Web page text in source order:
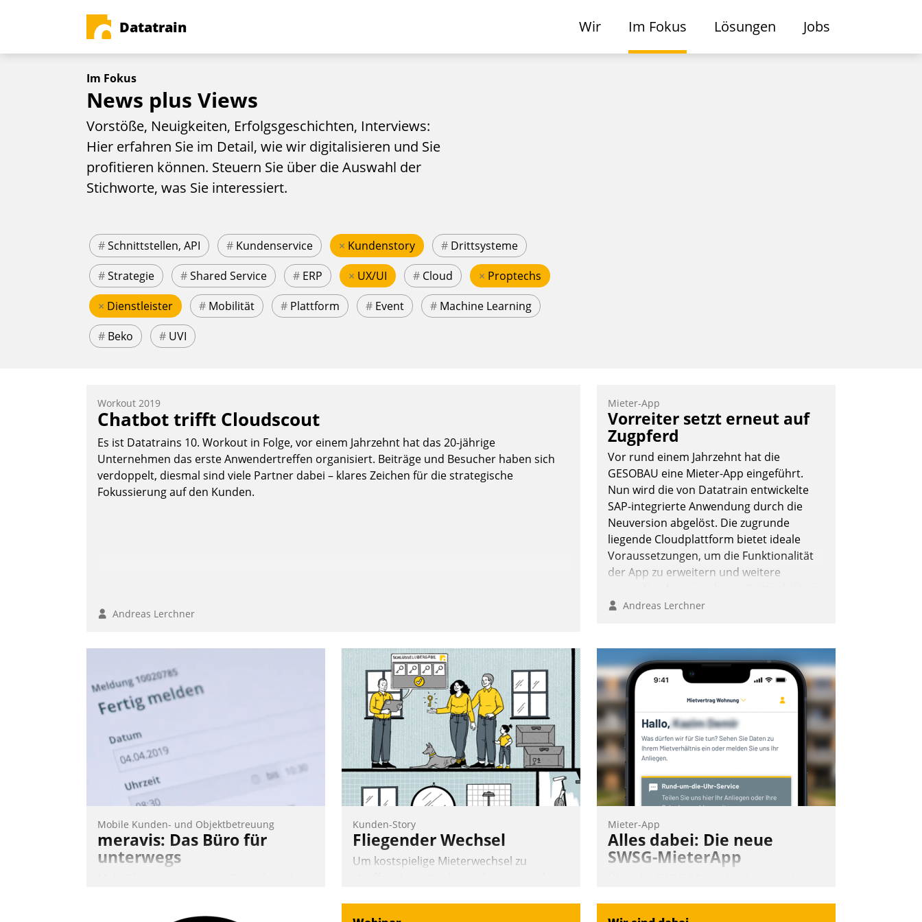
Datatrain Wir Im Fokus Lösungen Jobs
Im Fokus
News plus Views
Vorstöße, Neuigkeiten, Erfolgsgeschichten, Interviews:
Hier erfahren Sie im Detail, wie wir digitalisieren und Sie
profitieren können. Steuern Sie über die Auswahl der
Stichworte, was Sie interessiert.
#Schnittstellen, API # Kundenservice × Kundenstory # Drittsysteme
#Strategie #Shared Service # ERP × UX/UI # Cloud × Proptechs
× Dienstleister # Mobilität # Plattform # Event # Machine Learning
# Beko # UVI
Workout 2019
Chatbot trifft Cloudscout
Es ist Datatrains 10. Workout in Folge, vor einem Jahrzehnt hat das 20-jährige
Unternehmen das erste Anwendertreffen organisiert. Beiträge und Besucher haben sich
verdoppelt, diesmal sind viele Partner dabei – klares Zeichen für die strategische
Fokussierung auf den Kunden.
Andreas Lerchner
Mieter-App
Vorreiter setzt erneut auf
Zugpferd
Vor rund einem Jahrzehnt hat die
GESOBAU eine Mieter-App eingeführt.
Nun wird die von Datatrain entwickelte
SAP-integrierte Anwendung durch die
Neuversion abgelöst. Die zugrunde
liegende Cloudplattform bietet ideale
Voraussetzungen, um die Funktionalität
der App zu erweitern und weitere
in SAP zu integrieren.
Andreas Lerchner
Mobile Kunden- und Objektbetreuung
meravis: Das Büro für
unterwegs
Kunden-Story
Fliegender Wechsel
Um kostspielige Mieterwechsel zu
Mieter-App
Alles dabei: Die neue
SWSG-MieterApp